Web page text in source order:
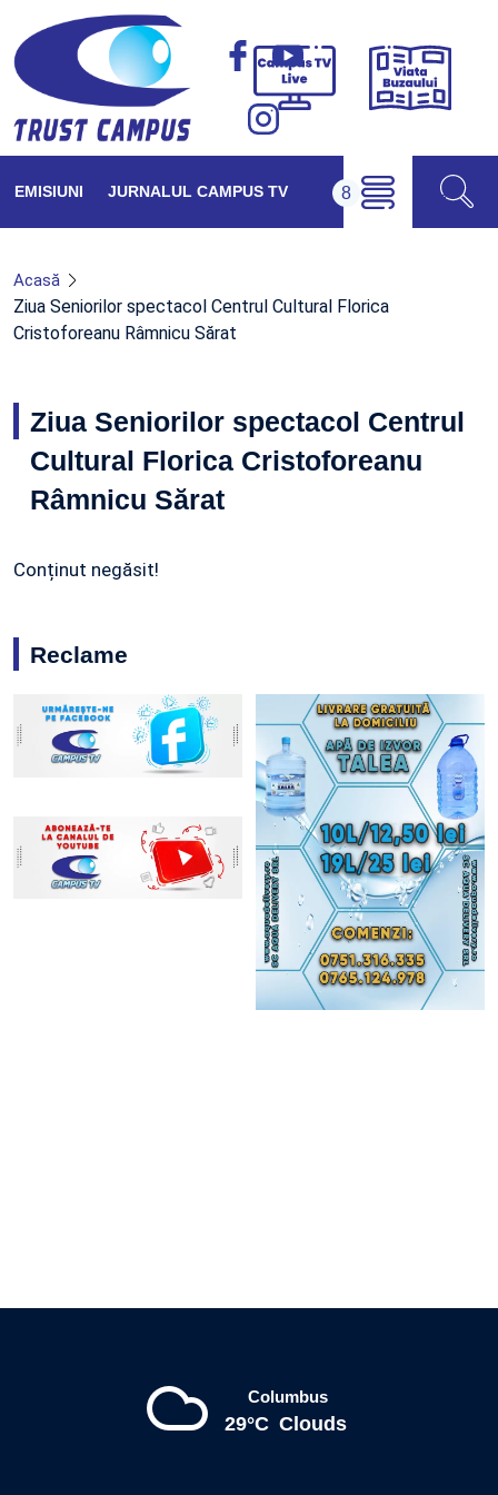
Campus
Viața
EMISIUNI JURNALUL CAMPUS TV
Acasă
Ziua Seniorilor spectacol Centrul Cultural Florica
Cristoforeanu Râmnicu Sărat
Ziua Seniorilor spectacol Centrul
Cultural Florica Cristoforeanu
Râmnicu Sărat
Conținut negăsit!
Reclame
Columbus
29°C Clouds